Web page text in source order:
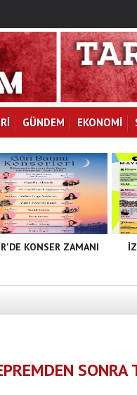
GÜNDEM EKONOMİ
KONSER ZAMANI
SONRA